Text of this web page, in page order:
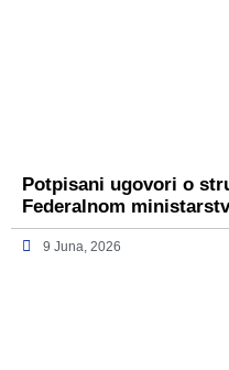
Potpisani ugovori o
Federalnom
9 Juna, 2026